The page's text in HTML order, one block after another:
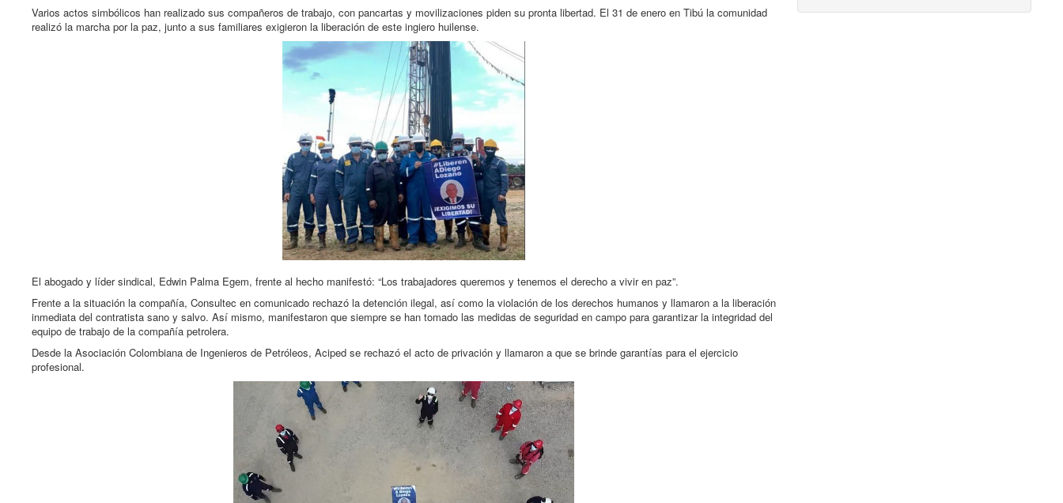
Varios actos simbólicos han realizado sus compañeros de trabajo, con pancartas y movilizaciones piden su pronta libertad. El 31 de enero en Tibú la comunidad
realizó la marcha por la paz, junto a sus familiares exigieron la liberación de este ingiero huilense.
El abogado y líder sindical, Edwin Palma Egem, frente al hecho manifestó: “Los trabajadores queremos y tenemos el derecho a vivir en paz”.
Frente a la situación la compañía, Consultec en comunicado rechazó la detención ilegal, así como la violación de los derechos humanos y llamaron a la liberación
inmediata del contratista sano y salvo. Así mismo, manifestaron que siempre se han tomado las medidas de seguridad en campo para garantizar la integridad del
equipo de trabajo de la compañía petrolera.
Desde la Asociación Colombiana de Ingenieros de Petróleos, Aciped se rechazó el acto de privación y llamaron a que se brinde garantías para el ejercicio
profesional.